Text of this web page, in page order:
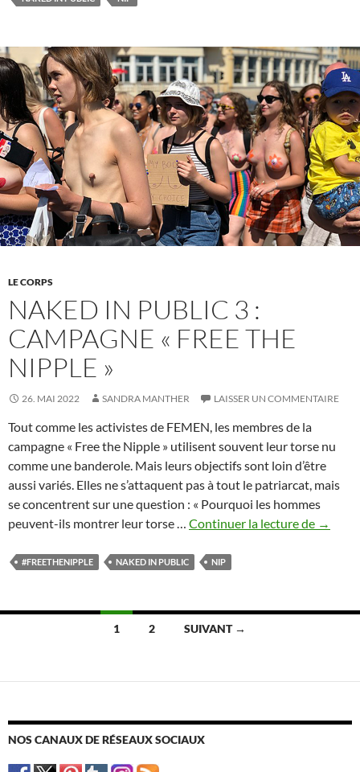
(nu
en
public)
LE CORPS
NAKED IN PUBLIC 3 :
CAMPAGNE « FREE THE
NIPPLE »
26. MAI 2022 SANDRA MANTHER LAISSER UN COMMENTAIRE
Tout comme les activistes de FEMEN, les membres de la
campagne « Free the Nipple » utilisent souvent leur torse nu
comme une banderole. Mais leurs objectifs sont loin d’être
aussi variés. Elles ne s’attaquent pas à tout le patriarcat, mais
se concentrent sur une question : « Pourquoi les hommes
peuvent-ils montrer leur torse … Continuer la lecture de NAKED
→
#FREETHENIPPLE NAKED IN PUBLIC NIP
articles
1 2 SUIVANT →
NOS CANAUX DE RÉSEAUX SOCIAUX